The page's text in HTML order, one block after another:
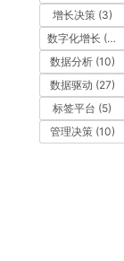
增长决策(3)
数字化增长 (3)
数据分析(10)
数据驱动 (27)
标签平台 (5)
管理决策(10)